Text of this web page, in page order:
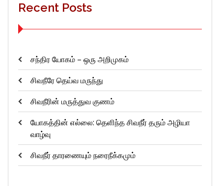
Recent Posts
சந்திர யோகம் – ஒரு அறிமுகம்
சிவநீரே தெய்வ மருந்து
சிவநீரின் மருத்துவ குணம்
யோகத்தின் எல்லை: தெளிந்த சிவநீர் தரும் அழியா
வாழ்வு
சிவநீர் தாரணையும் நரைநீக்கமும்